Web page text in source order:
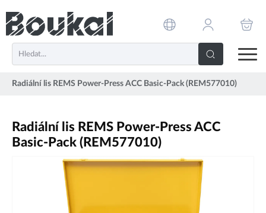
Radiální lis REMS Power-Press ACC Basic-Pack (REM577010)
Radiální lis REMS Power-Press ACC
Basic-Pack (REM577010)